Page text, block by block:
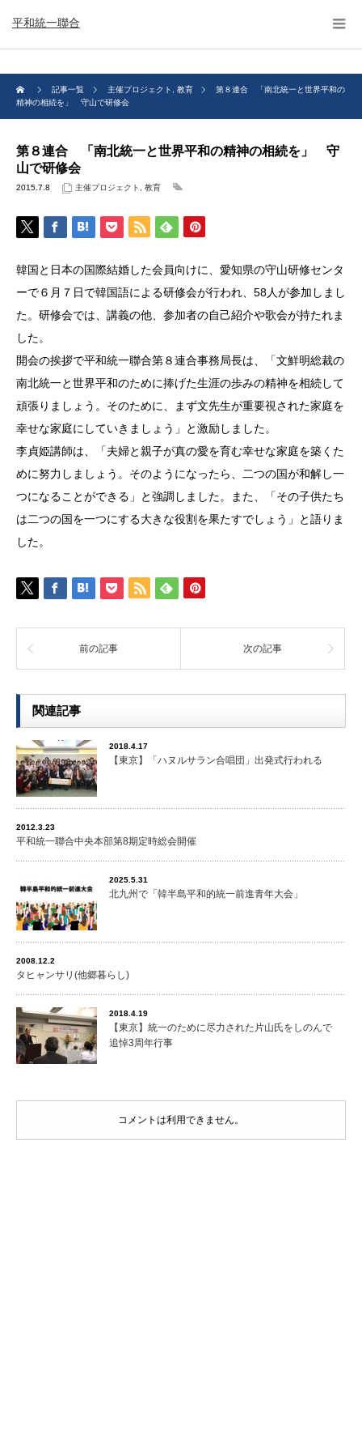
平和統一聯合
記事一覧 主催プロジェクト 教育
第８連合 「南北統一と世界平和の
精神の相続を」 守山で研修会
第８連合 「南北統一と世界平和の精神の相続を」 守
山で研修会
2015.7.8 主催プロジェクト 教育
韓国と日本の国際結婚した会員向けに、愛知県の守山研修センタ
ーで６月７日で韓国語による研修会が行われ、58人が参加しまし
た。研修会では、講義の他、参加者の自己紹介や歌会が持たれま
した。
開会の挨拶で平和統一聯合第８連合事務局長は、「文鮮明総裁の
南北統一と世界平和のために捧げた生涯の歩みの精神を相続して
頑張りましょう。そのために、まず文先生が重要視された家庭を
幸せな家庭にしていきましょう」と激励しました。
李貞姫講師は、「夫婦と親子が真の愛を育む幸せな家庭を築くた
めに努力しましょう。そのようになったら、二つの国が和解し一
つになることができる」と強調しました。また、「その子供たち
は二つの国を一つにする大きな役割を果たすでしょう」と語りま
した。
前の記事 次の記事
関連記事
2018.4.17
【東京】「ハヌルサラン合唱団」出発式行われる
2012.3.23
平和統一聯合中央本部第8期定時総会開催
2025.5.31
北九州で「韓半島平和的統一前進青年大会」
2008.12.2
タヒャンサリ(他郷暮らし)
2018.4.19
【東京】統一のために尽力された片山氏をしのんで
追悼3周年行事
コメントは利用できません。